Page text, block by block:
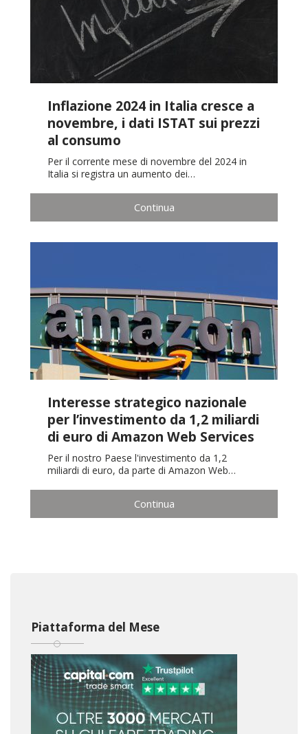
Inflazione 2024 in Italia cresce a
novembre, i dati ISTAT sui prezzi
al consumo
Per il corrente mese di novembre del 2024 in
Italia si registra un aumento dei…
Continua
Interesse strategico nazionale
per l’investimento da 1,2 miliardi
di euro di Amazon Web Services
Per il nostro Paese l'investimento da 1,2
miliardi di euro, da parte di Amazon Web…
Continua
Piattaforma del Mese